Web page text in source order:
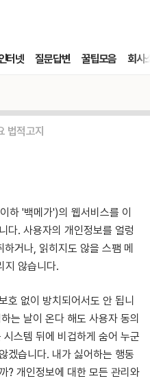
터넷 질문답변 꿀팁모음 회사
법적고지
하 '백메가')의 웹서비스를 이
다. 사용자의 개인정보를 얼렁
거나, 읽히지도 않을 스팸 메
지 않습니다.
호 없이 방치되어서도 안 됩니
는 날이 온다 해도 사용자 동의
스템 뒤에 비겁하게 숨어 누군
겠습니다. 내가 싫어하는 행동
? 개인정보에 대한 모든 관리와